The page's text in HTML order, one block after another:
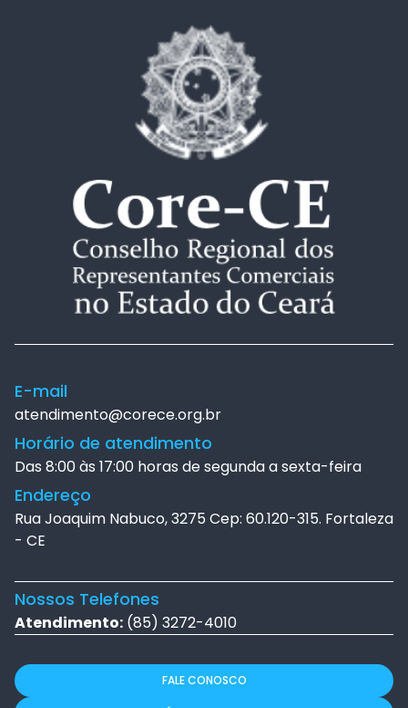
E-mail
atendimento@corece.org.br
Horário de atendimento
Das 8:00 às 17:00 horas de segunda a sexta-feira
Endereço
Rua Joaquim Nabuco, 3275 Cep: 60.120-315. Fortaleza
- CE
Nossos Telefones
Atendimento: (85) 3272-4010
FALE CONOSCO